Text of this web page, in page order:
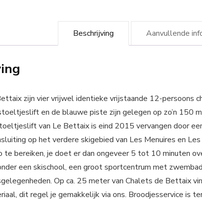
Beschrijving Aanvullende
zijn vier vrijwel identieke vrijstaande 12-persoons
en de blauwe piste zijn gelegen op zo’n 150
van Le Bettaix is eind 2015 vervangen door
op het verdere skigebied van Les Menuires en
bereiken, je doet er dan ongeveer 5 tot 10 minuten
een skischool, een groot sportcentrum met
Op ca. 25 meter van Chalets de Bettaix
dit regel je gemakkelijk via ons. Broodjesservice is